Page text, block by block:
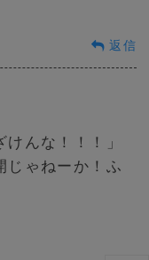
返信
んな！！！」
じゃねーか！ふ